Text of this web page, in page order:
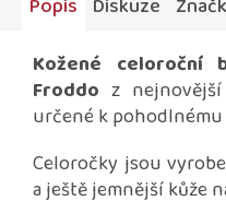
Popis Diskuze
Kožené celoroční
Froddo z
určené k
Celoročky jsou
a ještě jemnější kůže